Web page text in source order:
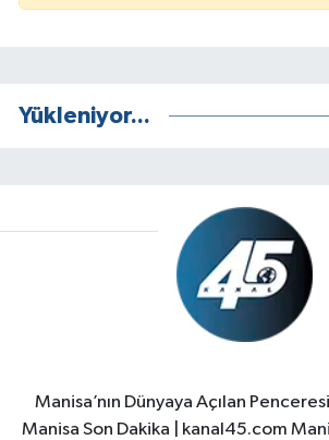
Yükleniyor...
Manisa’nın Dünyaya Açılan
Manisa Son Dakika | kanal45.com